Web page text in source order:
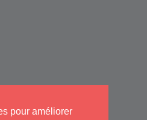
pour améliorer